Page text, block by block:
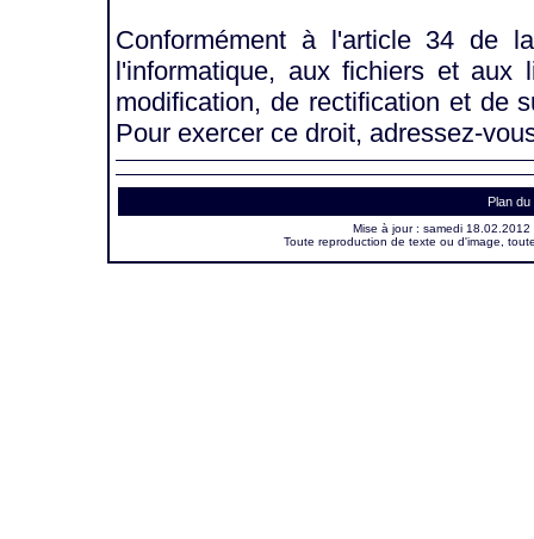
Conformément à l'article 34 de
l'informatique, aux fichiers et aux
modification, de rectification et de
Pour exercer ce droit, adressez-
Plan du
Mise à jour : samedi 18.02.2012
Toute reproduction de texte ou d'image,